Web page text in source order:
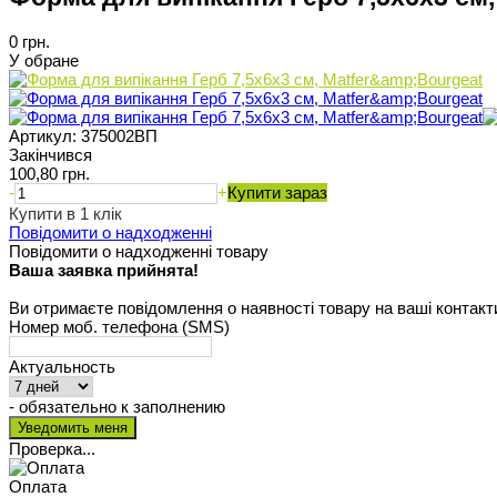
0 грн.
У обране
Артикул: 375002ВП
Закінчився
100,80 грн.
-
+Купити зараз
Купити в 1 клік
Повідомити о надходженні
Повідомити о надходженні товару
Ваша заявка прийнята!
Ви отримаєте повідомлення о наявності товару на ваші
Номер моб. телефона (SMS)
Актуальность
- обязательно к заполнению
Проверка...
Оплата